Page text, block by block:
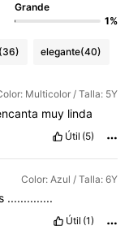
Grande
1%
(36) elegante(40)
Multicolor / Talla: 5Y
muy linda
Útil (5)
Color: Azul / Talla: 6Y
..............
Útil (1)